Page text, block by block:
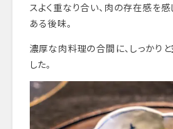
スよく重なり合い、肉の存在感を
ある後味。
濃厚な肉料理の合間に、しっかり
した。